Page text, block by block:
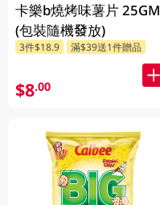
卡樂b燒烤味薯片 25GM
(包裝隨機發放)
3件$18.9 滿$39送1件贈品
$8.00